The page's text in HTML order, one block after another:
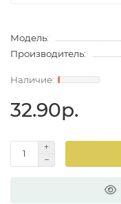
Модель:
Производитель:
32.90р.